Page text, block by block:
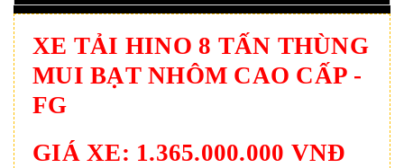
XE TẢI HINO 8 TẤN THÙNG
MUI BẠT NHÔM CAO CẤP -
FG
GIÁ XE: 1.365.000.000 VNĐ